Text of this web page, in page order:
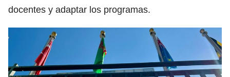
docentes y adaptar los programas.